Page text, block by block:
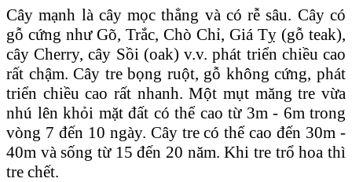
Cây mạnh là cây mọc thẳng và có rễ sâu. Cây có
gỗ cứng như Gõ, Trắc, Chò Chỉ, Giá Tỵ (gỗ teak),
cây Cherry, cây Sồi (oak) v.v. phát triển chiều cao
rất chậm. Cây tre bọng ruột, gỗ không cứng, phát
triển chiều cao rất nhanh. Một mụt măng tre vừa
nhú lên khỏi mặt đất có thể cao từ 3m - 6m trong
vòng 7 đến 10 ngày. Cây tre có thể cao đến 30m -
40m và sống từ 15 đến 20 năm. Khi tre trổ hoa thì
tre chết.